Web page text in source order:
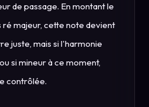
de passage. En montant le
ré majeur, cette note devient
juste, mais si l'harmonie
si mineur à ce moment,
contrôlée.